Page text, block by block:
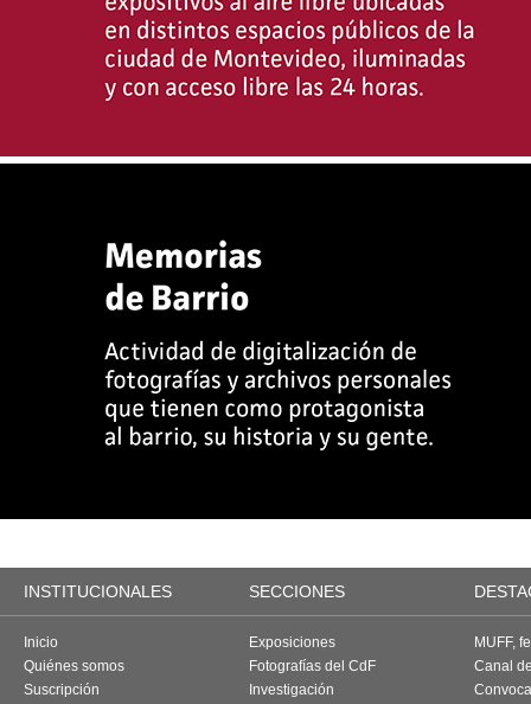
INSTITUCIONALES SECCIONES
Inicio
Quiénes somos
Suscripción
Exposiciones
Fotografías del CdF
Investigación
MUFF,
Canal